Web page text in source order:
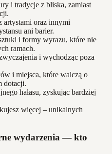
i tradycje z bliska, zamiast
artystami oraz innymi
ani barier.
i formy wyrazu, które nie
ramach.
i wychodząc poza
i miejsca, które walczą o
dotacji.
hałasu, zyskując bardziej
więcej – unikalnych
wydarzenia — kto